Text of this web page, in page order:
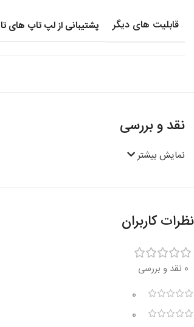
قابلیت های دیگر پشتیبانی از لپ تاپ های تا 17 اینچ
نقد و بررسی
نمایش بیشتر
نظرات کاربران
0 نقد و بررسی
0
0